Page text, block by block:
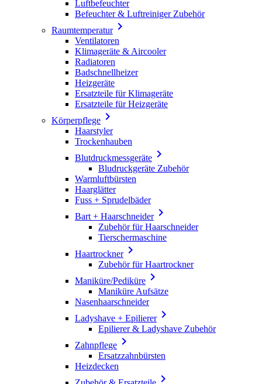
Luftbefeuchter
Befeuchter & Luftreiniger Zubehör
Raumtemperatur
Ventilatoren
Klimageräte & Aircooler
Radiatoren
Badschnellheizer
Heizgeräte
Ersatzteile für Klimageräte
Ersatzteile für Heizgeräte
Körperpflege 
Haarstyler
Trockenhauben
Blutdruckmessgeräte 
Bludruckgeräte Zubehör
Warmluftbürsten
Haarglätter
Fuss + Sprudelbäder
Bart + Haarschneider
Zubehör für Haarschneider
Tierschermaschine
Haartrockner
Zubehör für Haartrockner
Maniküre/Pediküre 
Maniküre Aufsätze
Nasenhaarschneider
Ladyshave + Epilierer
Epilierer & Ladyshave Zubehör
Zahnpflege 
Ersatzzahnbürsten
Heizdecken
